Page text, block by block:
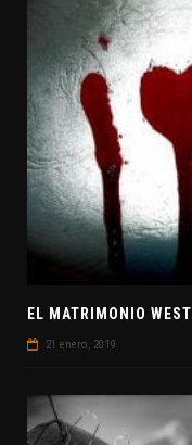
21 enero, 2019